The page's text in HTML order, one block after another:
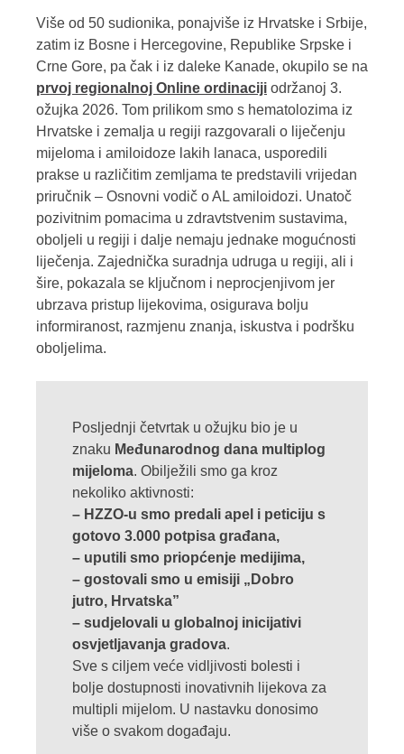
Više od 50 sudionika, ponajviše iz Hrvatske i Srbije,
zatim iz Bosne i Hercegovine, Republike Srpske i
Crne Gore, pa čak i iz daleke Kanade, okupilo se na
prvoj regionalnoj Online ordinaciji održanoj 3.
ožujka 2026. Tom prilikom smo s hematolozima iz
Hrvatske i zemalja u regiji razgovarali o liječenju
mijeloma i amiloidoze lakih lanaca, usporedili
prakse u različitim zemljama te predstavili vrijedan
priručnik – Osnovni vodič o AL amiloidozi. Unatoč
pozivitnim pomacima u zdravtstvenim sustavima,
oboljeli u regiji i dalje nemaju jednake mogućnosti
liječenja. Zajednička suradnja udruga u regiji, ali i
šire, pokazala se ključnom i neprocjenjivom jer
ubrzava pristup lijekovima, osigurava bolju
informiranost, razmjenu znanja, iskustva i podršku
oboljelima.
Posljednji četvrtak u ožujku bio je u
znaku Međunarodnog dana multiplog
mijeloma. Obilježili smo ga kroz
nekoliko aktivnosti:
– HZZO-u smo predali apel i peticiju s
gotovo 3.000 potpisa građana,
– uputili smo priopćenje medijima,
– gostovali smo u emisiji „Dobro
jutro, Hrvatska”
– sudjelovali u globalnoj inicijativi
osvjetljavanja gradova.
Sve s ciljem veće vidljivosti bolesti i
bolje dostupnosti inovativnih lijekova za
multipli mijelom. U nastavku donosimo
više o svakom događaju.